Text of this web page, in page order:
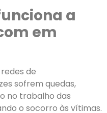
a
em
de
sofrem quedas,
no trabalho das
o socorro às vítimas.